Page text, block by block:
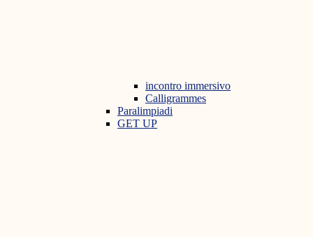
incontro immersivo
Calligrammes
Paralimpiadi
GET UP